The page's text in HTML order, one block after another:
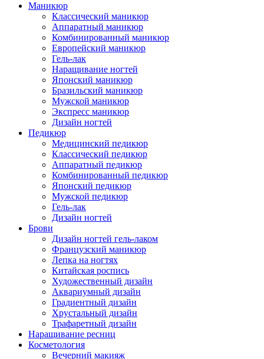
Маникюр
Классический маникюр
Аппаратный маникюр
Комбинированный маникюр
Европейский маникюр
Гель-лак
Наращивание ногтей
Японский маникюр
Бразильский маникюр
Мужской маникюр
Экспресс маникюр
Дизайн ногтей
Педикюр
Медицинский педикюр
Классический педикюр
Аппаратный педикюр
Комбинированный педикюр
Японский педикюр
Мужской педикюр
Гель-лак
Дизайн ногтей
Брови
Дизайн ногтей гель-лаком
Французский маникюр
Лепка на ногтях
Китайская роспись
Художественный дизайн
Аквариумный дизайн
Градиентный дизайн
Хрустальный дизайн
Трафаретный дизайн
Наращивание ресниц
Косметология
Вечерний макияж